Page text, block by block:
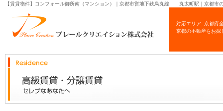
【賃貸物件】コンフォール御所南（マンション）｜京都市営地下鉄烏丸線 丸太町駅｜京都市
対応エリア: 京都府
京都の不動産をお探